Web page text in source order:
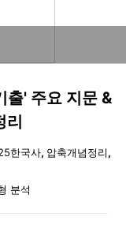
' 주요 지문 &
리
한국사, 압축개념정리,
분석